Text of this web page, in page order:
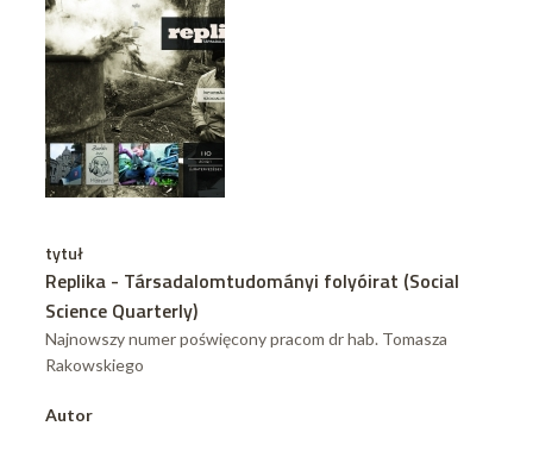
tytuł
Replika - Társadalomtudományi folyóirat (Social
Science Quarterly)
Najnowszy numer poświęcony pracom dr hab. Tomasza
Rakowskiego
Autor